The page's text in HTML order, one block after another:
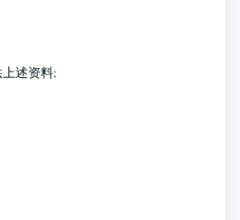
述资料: